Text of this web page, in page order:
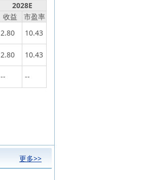
2028E
收益
市盈率
2.80 10.43
2.80
10.43
-- --
更多>>